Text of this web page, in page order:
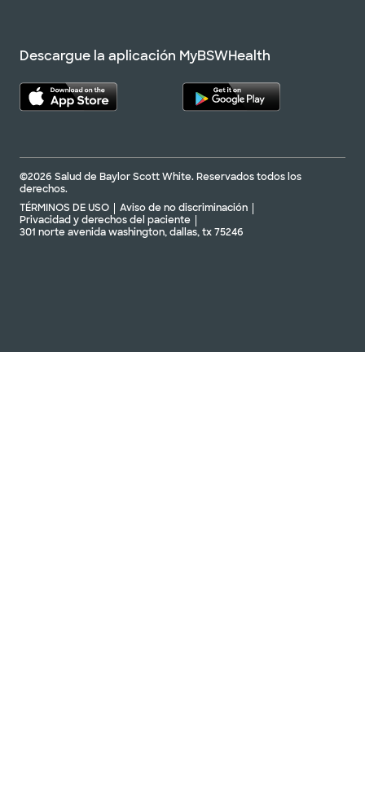
Descargue la aplicación MyBSWHealth
©2026 Salud de Baylor Scott White. Reservados todos los
derechos.
TÉRMINOS DE USO
Aviso de no discriminación
Privacidad y derechos del paciente
301 norte avenida washington, dallas, tx 75246